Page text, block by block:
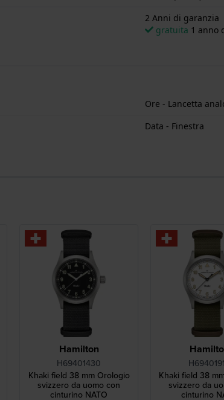
2 Anni di garanzia
gratuita 1 anno
Ore - Lancetta
Data - Finestra
Hamilton
H69401430
Khaki field 38 mm Orologio
svizzero da uomo con
cinturino NATO
Khaki field 38
svizzero da
cinturino